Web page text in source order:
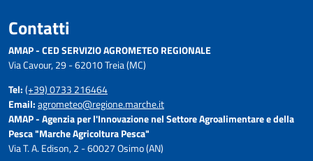
Contatti
AMAP - CED SERVIZIO AGROMETEO REGIONALE
Via Cavour, 29 - 62010 Treia (MC)
Tel:(+39) 0733 216464
Email:agrometeo@regione.marche.it
AMAP - Agenzia per l'Innovazione nel Settore Agroalimentare e della
Pesca "Marche Agricoltura Pesca"
Via T. A. Edison, 2 - 60027 Osimo (AN)